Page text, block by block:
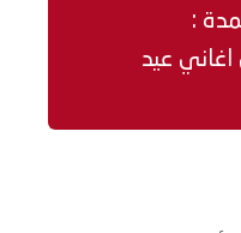
:
اغاني عيد